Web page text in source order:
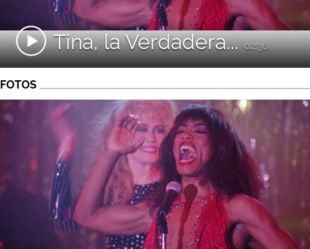
Tina, la Verdadera...02:36
FOTOS